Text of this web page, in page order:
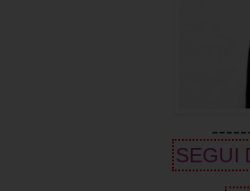
SEGUI